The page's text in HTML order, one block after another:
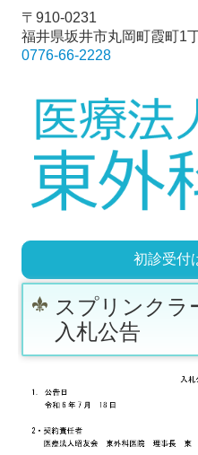
院長紹介
診療のご案内
スタッフ募集
介護ヘルパー パート
アルバイト募集
〒910-0231
福井県坂井市丸岡町霞町1
0776-66-2228
初診受付
スプリンクラ
入札公告